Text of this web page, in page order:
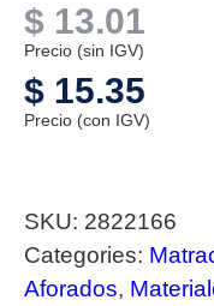
$ 13.01
Precio (sin IGV)
$ 15.35
Precio (con IGV)
SKU: 2822166
Categories:
Aforados,